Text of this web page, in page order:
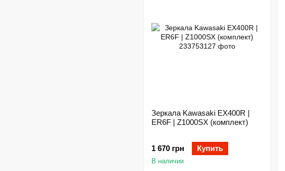
Зеркала Kawasaki EX400R |
ER6F | Z1000SX (комплект)
1 670 грн Купить
В наличии